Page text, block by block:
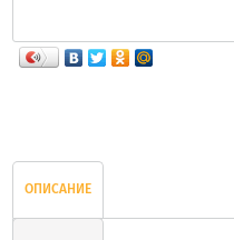
ОПИСАНИЕ